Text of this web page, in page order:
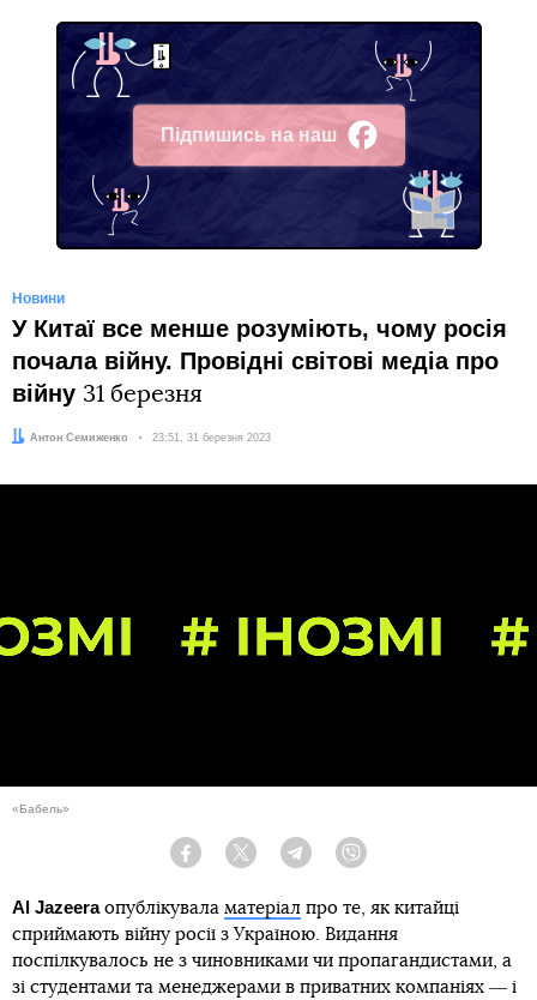
Підпишись на наш
Facebook
Новини
У Китаї все менше розуміють, чому росія
почала війну. Провідні світові медіа про
війну 31 березня
Автор:
Антон Семиженко Дата:
23:51, 31 березня 2023
«Бабель»
Facebook Twitter Telegram
Al Jazeeraопублікувала матеріал про те, як китайці
сприймають війну росії з Україною. Видання
поспілкувалось не з чиновниками чи пропагандистами, а
зі студентами та менеджерами в приватних компаніях ― і